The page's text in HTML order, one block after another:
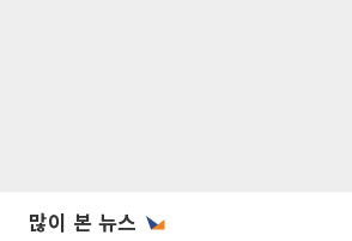
많이 본 뉴스